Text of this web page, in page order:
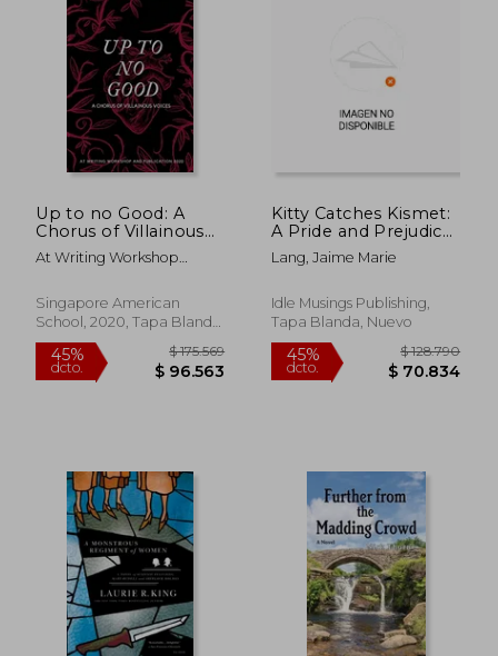
45% $ 113.673 45%
Up to no Good: A
Chorus of Villainous
Voices: A Chorus of
Villainous Voices: (en
At Writing Workshop
Singapore American
School, 2020, Tapa Blanda,
Nuevo
Kitty Catches Kismet:
A Pride and Prejudice
Variation (en Inglés)
Lang, Jaime Marie
Idle Musings Publishing,
Tapa Blanda, Nuevo